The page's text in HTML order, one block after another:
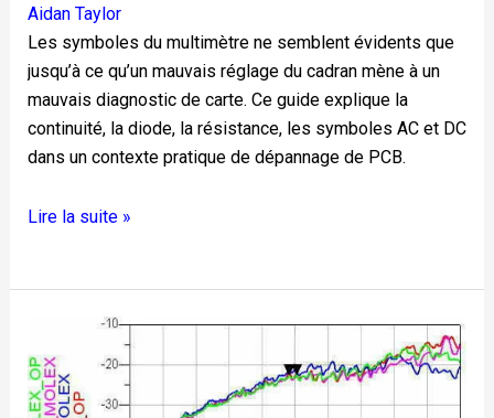
Aidan Taylor
Les symboles du multimètre ne semblent évidents que
jusqu’à ce qu’un mauvais réglage du cadran mène à un
mauvais diagnostic de carte. Ce guide explique la
continuité, la diode, la résistance, les symboles AC et DC
dans un contexte pratique de dépannage de PCB.
Lire la suite »
Diaphonie
dans
les